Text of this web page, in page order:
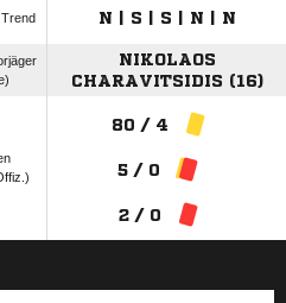
N | S | S | N | N
NIKOLAOS
CHARAVITSIDIS (16)
80 / 4
5 / 0
2 / 0